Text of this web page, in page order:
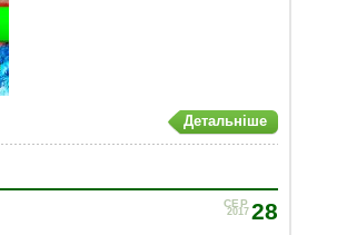
Детальніше
28
СЕР
2017